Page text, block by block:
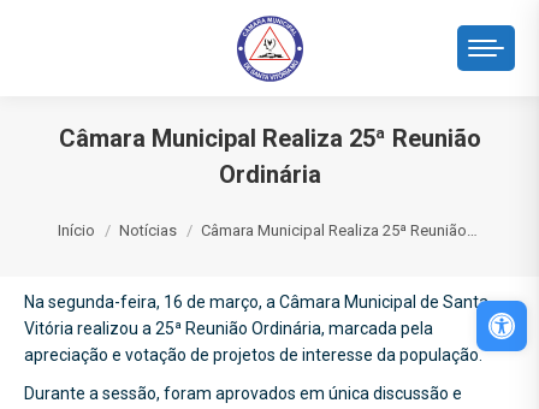
Câmara Municipal Realiza 25ª Reunião
Ordinária
Início Notícias Câmara Municipal Realiza 25ª Reunião…
Na segunda-feira, 16 de março, a Câmara Municipal de Santa
Vitória realizou a 25ª Reunião Ordinária, marcada pela
apreciação e votação de projetos de interesse da população.
Durante a sessão, foram aprovados em única discussão e